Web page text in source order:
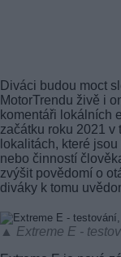
Diváci budou moct
MotorTrendu živě i
komentáři lokálních
začátku roku 2021
lokalitách, které
nebo činností
zvýšit povědomí o
diváky k tomu
▲ Extreme E -